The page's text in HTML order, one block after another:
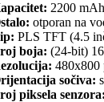
2200 mAh
otporan na
PLS TFT (4.5
boja: (24-bit)
480x800
sočiva:
piksela senzora: